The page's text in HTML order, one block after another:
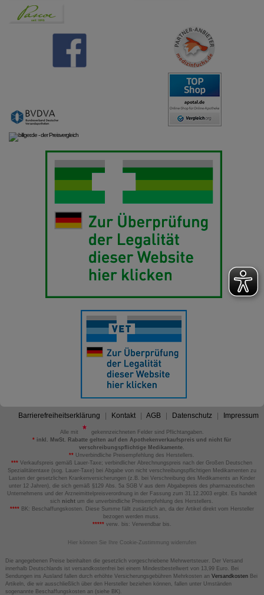
Barrierefreiheitserklärung Kontakt AGB Datenschutz Impressum
Alle mit
gekennzeichneten Felder sind Pflichtangaben.
*inkl. MwSt. Rabatte gelten auf den Apothekenverkaufspreis und nicht für
verschreibungspflichtige Medikamente.
** Unverbindliche Preisempfehlung des Herstellers.
*** Verkaufspreis gemäß Lauer-Taxe; verbindlicher Abrechnungspreis nach der Großen Deutschen
Spezialitätentaxe (sog. Lauer-Taxe) bei Abgabe von nicht verschreibungspflichtigen Medikamenten zu
Lasten der gesetzlichen Krankenversicherungen (z.B. bei Verschreibung des Medikaments an Kinder
unter 12 Jahren), die sich gemäß §129 Abs. 5a SGB V aus dem Abgabepreis des pharmazeutischen
Unternehmens und der Arzneimittelpreisverordnung in der Fassung zum 31.12.2003 ergibt. Es handelt
sich nicht um die unverbindliche Preisempfehlung des Herstellers.
****BK: Beschaffungskosten. Diese Summe fällt zusätzlich an, da der Artikel direkt vom Hersteller
bezogen werden muss.
*****verw. bis: Verwendbar bis.
Hier können Sie Ihre Cookie-Zustimmung widerrufen
Die angegebenen Preise beinhalten die gesetzlich vorgeschriebene Mehrwertsteuer. Der Versand
innerhalb Deutschlands ist versandkostenfrei bei einem Mindestbestellwert von 13,99 Euro. Bei
Sendungen ins Ausland fallen durch erhöhte Versicherungsgebühren Mehrkosten an VersandkostenBei
Artikeln, die wir ausschließlich über den Hersteller beziehen können, fallen unter Umständen
sogenannte Beschaffungskosten an (siehe BK).